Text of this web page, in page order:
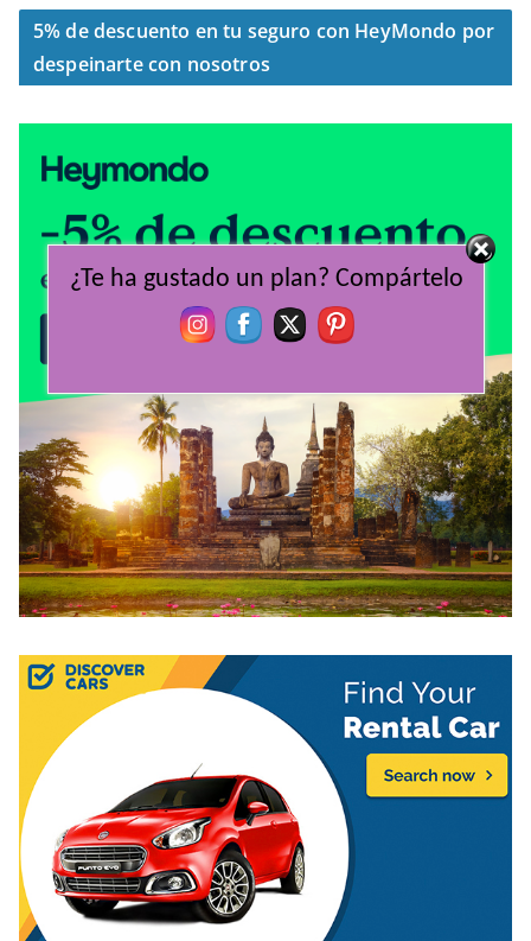
5% de descuento en tu seguro con HeyMondo por
despeinarte con nosotros
¿Te ha gustado un plan? Compártelo